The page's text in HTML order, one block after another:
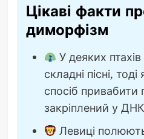
Цікаві факти
диморфізм
У деяких
складні пісні,
спосіб
закріплений у
Левиці